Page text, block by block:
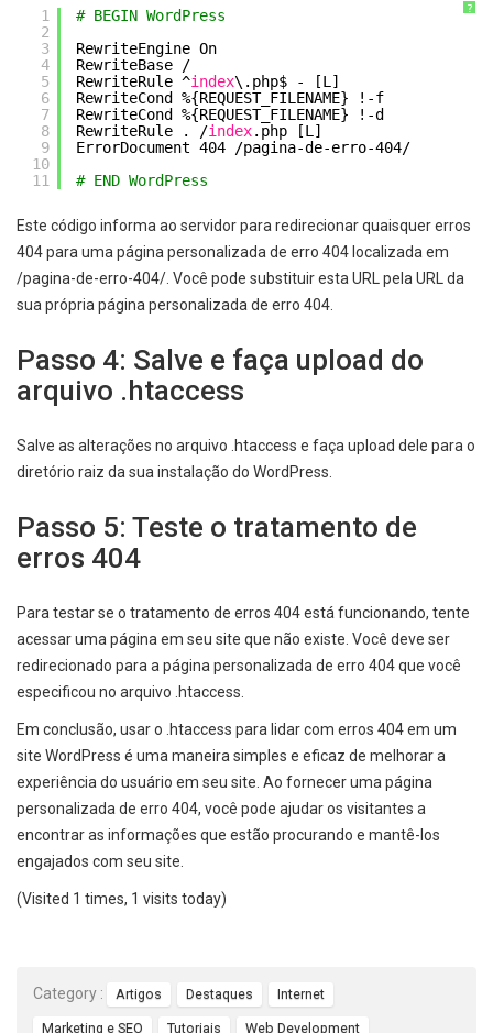
?
1
2
3
4
5
6
7
8
9
10
11
# BEGIN WordPress
RewriteEngine On
RewriteBase /
RewriteRule ^index\.php$ - [L]
RewriteCond %{REQUEST_FILENAME} !-f
RewriteCond %{REQUEST_FILENAME} !-d
RewriteRule . /index.php [L]
ErrorDocument 404 /pagina-de-erro-404/
# END WordPress
Este código informa ao servidor para redirecionar quaisquer erros
404 para uma página personalizada de erro 404 localizada em
/pagina-de-erro-404/. Você pode substituir esta URL pela URL da
sua própria página personalizada de erro 404.
Passo 4: Salve e faça upload do
arquivo .htaccess
Salve as alterações no arquivo .htaccess e faça upload dele para o
diretório raiz da sua instalação do WordPress.
Passo 5: Teste o tratamento de
erros 404
Para testar se o tratamento de erros 404 está funcionando, tente
acessar uma página em seu site que não existe. Você deve ser
redirecionado para a página personalizada de erro 404 que você
especificou no arquivo .htaccess.
Em conclusão, usar o .htaccess para lidar com erros 404 em um
site WordPress é uma maneira simples e eficaz de melhorar a
experiência do usuário em seu site. Ao fornecer uma página
personalizada de erro 404, você pode ajudar os visitantes a
encontrar as informações que estão procurando e mantê-los
engajados com seu site.
(Visited 1 times, 1 visits today)
Category : Artigos Destaques Internet
Marketing e SEO Tutoriais Web Development